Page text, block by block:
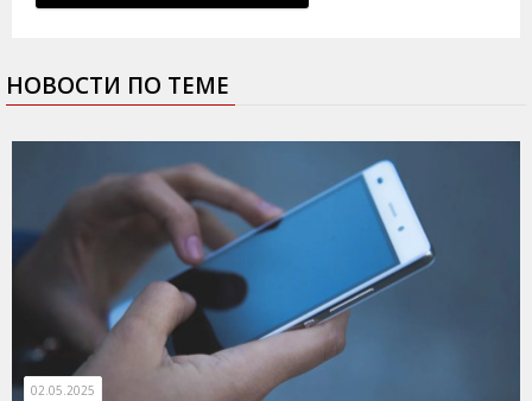
НОВОСТИ ПО ТЕМЕ
02.05.2025